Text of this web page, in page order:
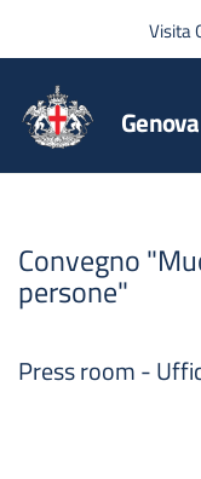
Salta
Visita
Convegno
persone"
Press room -